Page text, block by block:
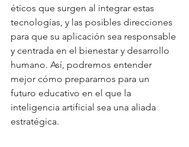
éticos que surgen al integrar estas
tecnologías, y las posibles direcciones
para que su aplicación sea responsable
y centrada en el bienestar y desarrollo
humano. Así, podremos entender
mejor cómo prepararnos para un
futuro educativo en el que la
inteligencia artificial sea una aliada
estratégica.